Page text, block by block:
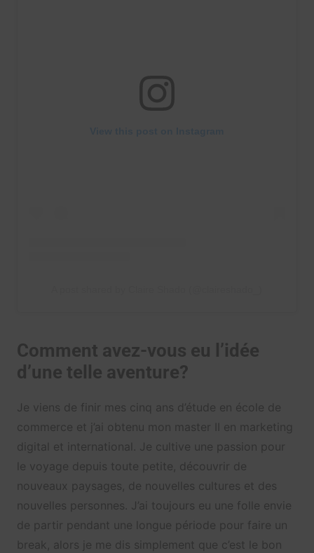
Comment avez-vous eu l’idée
d’une telle aventure?
Je viens de finir mes cinq ans d’étude en école de
commerce et j’ai obtenu mon master II en marketing
digital et international. Je cultive une passion pour
le voyage depuis toute petite, découvrir de
nouveaux paysages, de nouvelles cultures et des
nouvelles personnes. J’ai toujours eu une folle envie
de partir pendant une longue période pour faire un
break, alors je me dis simplement que c’est le bon